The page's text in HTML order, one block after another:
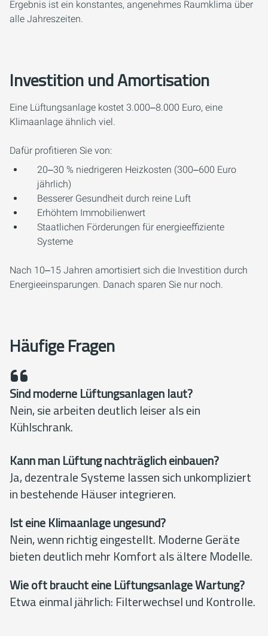
Ergebnis ist ein konstantes, angenehmes Raumklima über
alle Jahreszeiten.
Investition und Amortisation
Eine Lüftungsanlage kostet 3.000‒8.000 Euro, eine
Klimaanlage ähnlich viel.
Dafür profitieren Sie von:
20‒30 % niedrigeren Heizkosten (300‒600 Euro
jährlich)
Besserer Gesundheit durch reine Luft
Erhöhtem Immobilienwert
Staatlichen Förderungen für energieeffiziente
Systeme
Nach 10‒15 Jahren amortisiert sich die Investition durch
Energieeinsparungen. Danach sparen Sie nur noch.
Häufige Fragen
Sind moderne Lüftungsanlagen laut?
Nein, sie arbeiten deutlich leiser als ein
Kühlschrank.
Kann man Lüftung nachträglich einbauen?
Ja, dezentrale Systeme lassen sich unkompliziert
in bestehende Häuser integrieren.
Ist eine Klimaanlage ungesund?
Nein, wenn richtig eingestellt. Moderne Geräte
bieten deutlich mehr Komfort als ältere Modelle.
Wie oft braucht eine Lüftungsanlage Wartung?
Etwa einmal jährlich: Filterwechsel und Kontrolle.